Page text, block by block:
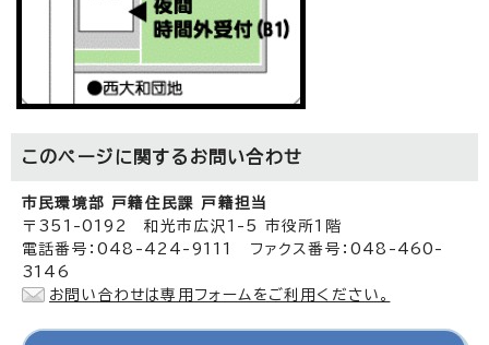
このページに関する お問い合わせ
市民環境部 戸籍住民課 戸籍担当
〒351-0192 和光市広沢1-5 市役所1階
電話番号：048-424-9111 ファクス番号：048-460-
3146
お問い合わせは専用フォームをご利用ください。